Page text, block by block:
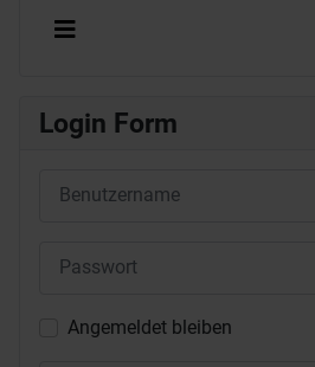
Login Form
Passwort
Angemeldet bleiben